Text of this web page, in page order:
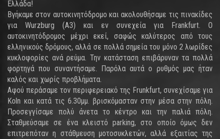
Ελλάδα!
Βγήκαμε στον αυτοκινητόδρομο και ακολουθήσαμε τις πινακίδες
για Wurzburg (A3) και εν συνεχεία για Frankfurt. Ο
αυτοκινητόδρομος μέχρι εκεί, σαφώς καλύτερος από τους
ελληνικούς δρόμους, αλλά σε πολλά σημεία του μόνο 2 λωρίδες
κυκλοφορίες ανά ρεύμα. Την κατάσταση επιβάρυναν τα πολλά
φορτηγά που συναντήσαμε. Παρόλα αυτά ο ρυθμός μας ήταν
καλός και χωρίς προβλήματα.
Αφού περάσαμε τον περιφερειακό της Frunkfurt, συνεχίσαμε για
Koln και κατά τις 6.30μμ. βρισκόμασταν στην μέσα στην πόλη.
Προσεγγίσαμε πολύ άνετα το κέντρο και την παλιά πόλη.
Σταθμεύσαμε σε ένα κλειστό parking, στο οποίο όμως δεν
επιτρεπόταν η στάθμευση μοτοσυκλετών, αλλά εξαιτίας της